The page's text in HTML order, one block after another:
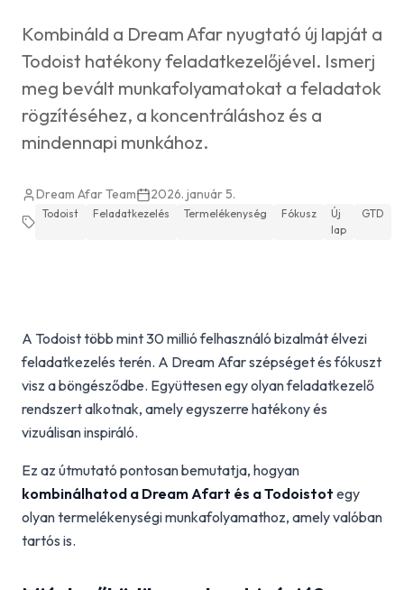
Kombináld a Dream Afar nyugtató új lapját a
Todoist hatékony feladatkezelőjével. Ismerj
meg bevált munkafolyamatokat a feladatok
rögzítéséhez, a koncentráláshoz és a
mindennapi munkához.
Dream Afar Team 2026. január 5.
Todoist Feladatkezelés Termelékenység Fókusz
Új
lap
GTD
A Todoist több mint 30 millió felhasználó bizalmát élvezi
feladatkezelés terén. A Dream Afar szépséget és fókuszt
visz a böngésződbe. Együttesen egy olyan feladatkezelő
rendszert alkotnak, amely egyszerre hatékony és
vizuálisan inspiráló.
Ez az útmutató pontosan bemutatja, hogyan
kombinálhatod a Dream Afart és a Todoistot egy
olyan termelékenységi munkafolyamathoz, amely valóban
tartós is.